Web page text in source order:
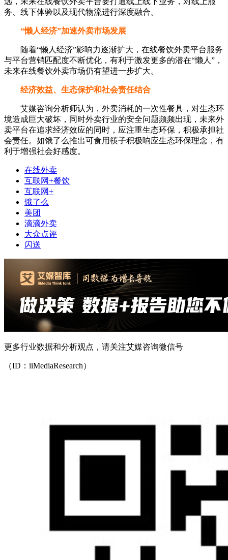
务、线下体验以及现代物流进行深度融合。
“懒人经济”加速外卖市场发展
随着“懒人经济”影响力逐渐扩大，在线餐饮外卖平台服务
与平台营销匹配度不断优化，有利于激发更多的潜在“懒人”，
未来在线餐饮外卖市场仍有望进一步扩大。
经济效益、生态保护和社会责任结合
艾媒咨询分析师认为，外卖消耗的一次性餐具，对生态环
境造成巨大破坏，同时外卖行业的安全问题频频出现，未来外
卖平台在追求经济效应的同时，应注重生态环保，积极承担社
会责任。如饿了么推出可食用筷子积极响应生态环保理念，有
利于增强社会好感度。
在线外卖
互联网+餐饮
互联网+
饿了么
美团
滴滴外卖
大众点评
闪送
更多行业数据和分析观点，请关注艾媒咨询微信号
（ID：iiMediaResearch）